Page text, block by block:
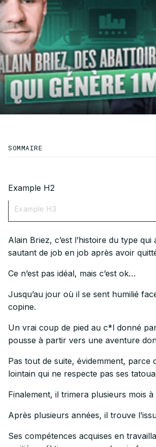
SOMMAIRE
Example H2
Example H3
Alain Briez, c’est l’histoire du type
sautant de job en job après avoir
Ce n’est pas idéal, mais c’est ok…
Jusqu’au jour où il se sent humilié
copine.
Un vrai coup de pied au c*l donné
pousse à partir vers une aventure
Pas tout de suite, évidemment, parce
lointain qui ne respecte pas ses
Finalement, il trimera plusieurs mois
Après plusieurs années, il trouve
Ses compétences acquises en